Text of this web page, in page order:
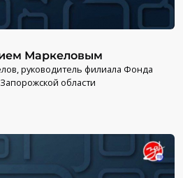
Маркеловым
руководитель филиала Фонда
области